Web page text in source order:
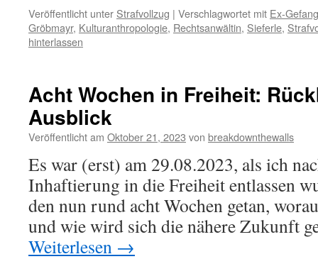
Veröffentlicht unter Strafvollzug | Verschlagwortet mit Ex-
Gröbmayr, Kulturanthropologie, Rechtsanwältin, Sieferle,
hinterlassen
Acht Wochen in Freiheit:
Ausblick
Veröffentlicht am Oktober 21, 2023 von breakdownthewalls
Es war (erst) am 29.08.2023, als ich
Inhaftierung in die Freiheit entlassen
den nun rund acht Wochen getan,
und wie wird sich die nähere Zukunft
Weiterlesen →